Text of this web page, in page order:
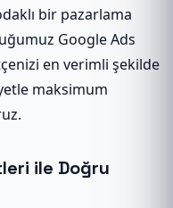
bir pazarlama
Google Ads
en verimli şekilde
maksimum
ile Doğru